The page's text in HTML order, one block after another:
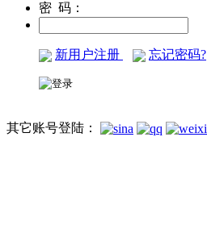
密 码：
新用户注册 忘记密码?
其它账号登陆：